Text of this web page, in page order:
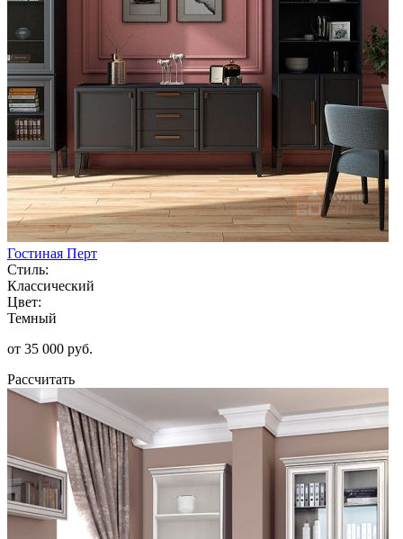
Гостиная Перт
Стиль:
Классический
Цвет:
Темный
от 35 000 руб.
Рассчитать